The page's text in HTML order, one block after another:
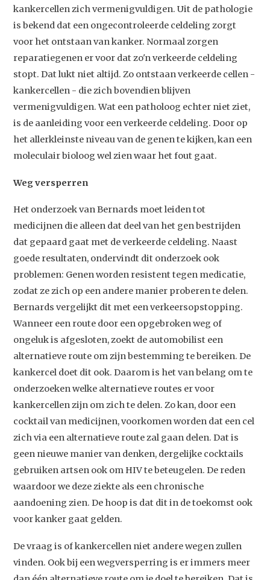
kankercellen zich vermenigvuldigen. Uit de pathologie
is bekend dat een ongecontroleerde celdeling zorgt
voor het ontstaan van kanker. Normaal zorgen
reparatiegenen er voor dat zo'n verkeerde celdeling
stopt. Dat lukt niet altijd. Zo ontstaan verkeerde cellen -
kankercellen - die zich bovendien blijven
vermenigvuldigen. Wat een patholoog echter niet ziet,
is de aanleiding voor een verkeerde celdeling. Door op
het allerkleinste niveau van de genen te kijken, kan een
moleculair bioloog wel zien waar het fout gaat.
Weg versperren
Het onderzoek van Bernards moet leiden tot
medicijnen die alleen dat deel van het gen bestrijden
dat gepaard gaat met de verkeerde celdeling. Naast
goede resultaten, ondervindt dit onderzoek ook
problemen: Genen worden resistent tegen medicatie,
zodat ze zich op een andere manier proberen te delen.
Bernards vergelijkt dit met een verkeersopstopping.
Wanneer een route door een opgebroken weg of
ongeluk is afgesloten, zoekt de automobilist een
alternatieve route om zijn bestemming te bereiken. De
kankercel doet dit ook. Daarom is het van belang om te
onderzoeken welke alternatieve routes er voor
kankercellen zijn om zich te delen. Zo kan, door een
cocktail van medicijnen, voorkomen worden dat een cel
zich via een alternatieve route zal gaan delen. Dat is
geen nieuwe manier van denken, dergelijke cocktails
gebruiken artsen ook om HIV te beteugelen. De reden
waardoor we deze ziekte als een chronische
aandoening zien. De hoop is dat dit in de toekomst ook
voor kanker gaat gelden.
De vraag is of kankercellen niet andere wegen zullen
vinden. Ook bij een wegversperring is er immers meer